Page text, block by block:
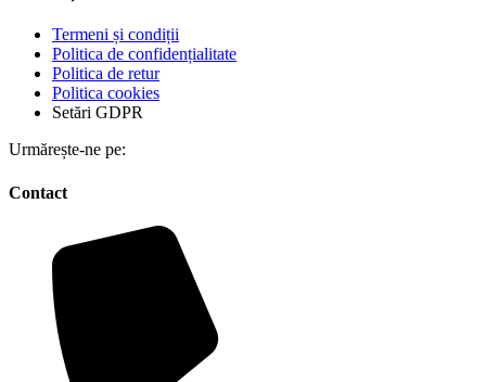
Termeni și condiții
Politica de confidențialitate
Politica de retur
Politica cookies
Setări GDPR
Urmărește-ne pe:
Contact